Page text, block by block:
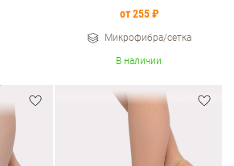
от 255 ₽
Микрофибра/сетка
В наличии